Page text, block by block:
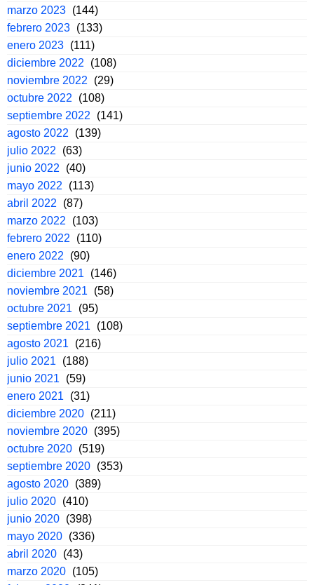
marzo 2023 (144)
febrero 2023 (133)
enero 2023 (111)
diciembre 2022
(108)
noviembre 2022
(29)
octubre 2022
(108)
septiembre 2022
(141)
agosto 2022
(139)
julio 2022
(63)
junio 2022
(40)
mayo 2022
(113)
abril 2022
(87)
marzo 2022
(103)
febrero 2022
(110)
enero 2022
(90)
diciembre 2021
(146)
noviembre 2021
(58)
octubre 2021
(95)
septiembre 2021
(108)
agosto 2021
(216)
julio 2021
(188)
junio 2021
(59)
enero 2021
(31)
diciembre 2020 (211)
noviembre 2020 (395)
octubre 2020 (519)
septiembre 2020 (353)
agosto 2020 (389)
julio 2020 (410)
junio 2020 (398)
mayo 2020 (336)
abril 2020 (43)
marzo 2020 (105)